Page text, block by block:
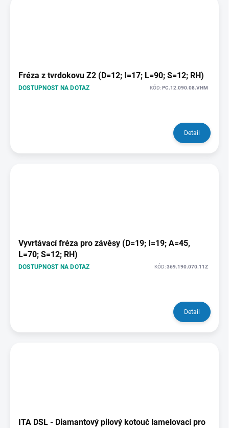
Fréza z tvrdokovu Z2 (D=12; I=17; L=90; S=12; RH)
DOSTUPNOST NA DOTAZ KÓD:PC.12.090.08.VHM
Detail
Vyvrtávací fréza pro závěsy (D=19; I=19; A=45,
L=70; S=12; RH)
DOSTUPNOST NA DOTAZ KÓD:369.190.070.11Z
Detail
ITA DSL - Diamantový pilový kotouč lamelovací pro